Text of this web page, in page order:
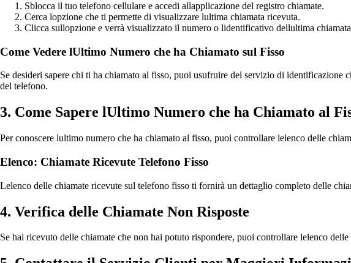
Sblocca il tuo telefono cellulare e accedi allapplicazione del registro chiamate.
Cerca lopzione che ti permette di visualizzare lultima chiamata ricevuta.
Clicca sullopzione e verrà visualizzato il numero o lidentificativo dellultima
Come Vedere lUltimo Numero che ha Chiamato sul Fisso
Se desideri sapere chi ti ha chiamato al fisso, puoi usufruire del servizio di
del telefono.
3. Come Sapere lUltimo Numero che ha Chiamato al
Per conoscere lultimo numero che ha chiamato al fisso, puoi controllare lelenco delle
Elenco: Chiamate Ricevute Telefono Fisso
Lelenco delle chiamate ricevute sul telefono fisso ti fornirà un dettaglio completo delle
4. Verifica delle Chiamate Non Risposte
Se hai ricevuto delle chiamate che non hai potuto rispondere, puoi controllare lelenco